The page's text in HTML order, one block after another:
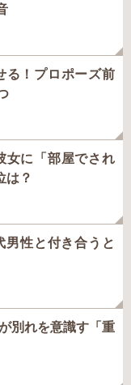
る！プロポーズ前
女に「部屋でされ
は？
性と付き合うと
別れを意識す「重